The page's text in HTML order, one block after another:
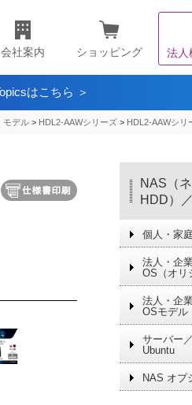
会社案内 ショッピング 法人
はこちら ＞
モデル > HDL2-AAWシリーズ > HDL2-AAWシ
NAS（
HDD）
個人・家
法人・企
OS（オリ
法人・企
OSモデル
サーバー
Ubuntu
NAS オプ